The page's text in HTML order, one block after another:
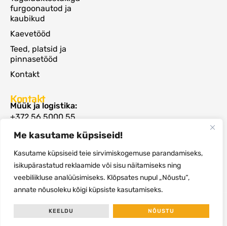
Me kasutame küpsiseid!
Kasutame küpsiseid teie sirvimiskogemuse parandamiseks,
isikupärastatud reklaamide või sisu näitamiseks ning
veebiliikluse analüüsimiseks. Klõpsates nupul „Nõustu“,
annate nõusoleku kõigi küpsiste kasutamiseks.
KEELDU NÕUSTU
furgoonautod ja
kaubikud
Kaevetööd
Teed, platsid ja
pinnasetööd
Kontakt
Kontakt
Müük ja logistika:
+372 56 5000 55
Raamatupidamine:
info@autoveod.ee
Valtsi 3, Lagedi alevik, Rae vald, Harjumaa,
75303
© 2026 Veoteenused OÜ